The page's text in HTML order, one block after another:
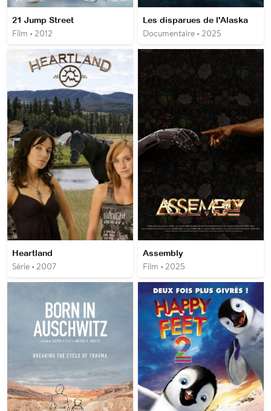
21 Jump Street
Film • 2012
Les disparues de l'Alaska
Documentaire • 2025
Heartland
Série • 2007
Assembly
Film • 2025